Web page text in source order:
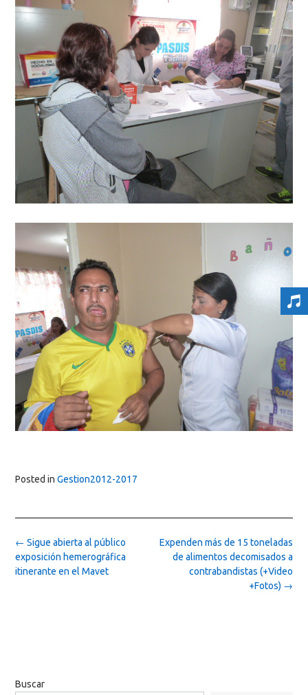
Posted in Gestion2012-2017
Post
navigation
Expenden más de 15 toneladas
de alimentos decomisados a
contrabandistas (+Video
+Fotos) →
← Sigue abierta al público
exposición hemerográfica
itinerante en el Mavet
Buscar